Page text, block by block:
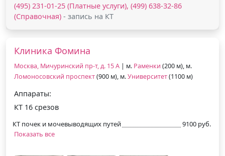
(495) 231-01-25 (Платные услуги), (499) 638-32-86
(Справочная) - запись на КТ
Клиника Фомина
Москва, Мичуринский пр-т, д. 15 А | м. Раменки (200 м), м.
Ломоносовский проспект(900 м), м.Университет(1100 м)
Аппараты:
КТ 16 срезов
КТ почек и мочевыводящих путей
9100 руб.
Показать все